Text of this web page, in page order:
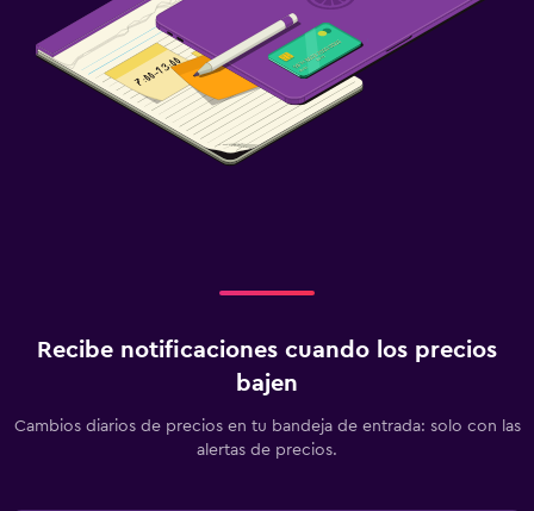
Recibe notificaciones cuando los precios
bajen
Cambios diarios de precios en tu bandeja de entrada: solo con las
alertas de precios.